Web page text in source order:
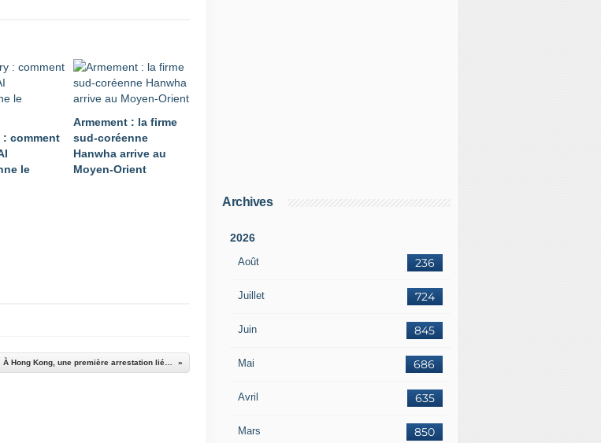
: comment
le
Armement : la firme
sud-coréenne
Hanwha arrive au
Moyen-Orient
À Hong Kong, une première arrestation liée à la controversée loi sur la sécurité
Archives
2026
Août 236
Juillet 724
Juin 845
Mai 686
Avril 635
Mars 850